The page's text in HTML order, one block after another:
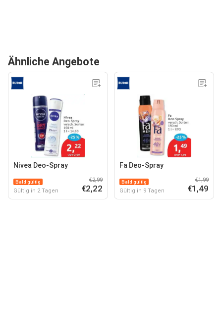
Ähnliche Angebote
Nivea Deo-Spray
Bald gültig
Gültig in 2 Tagen
€2,99
€2,22
Fa Deo-Spray
Bald gültig
Gültig in 9 Tagen
€1,99
€1,49